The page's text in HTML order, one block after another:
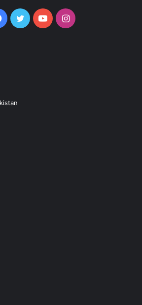
Facebook
TwitterYouTubeInstagram